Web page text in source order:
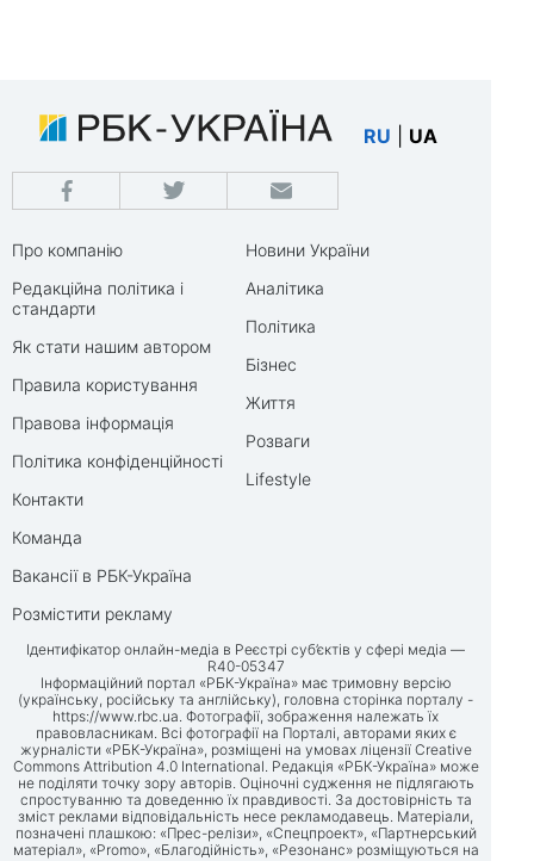
RU UA
Про компанію
Редакційна політика і
стандарти
Як стати нашим автором
Правила користування
Правова інформація
Політика конфіденційності
Контакти
Команда
Вакансії в РБК-Україна
Розмістити рекламу
Новини України
Аналітика
Політика
Бізнес
Життя
Розваги
Lifestyle
Ідентифікатор онлайн-медіа в Реєстрі суб’єктів у сфері медіа —
R40-05347
Інформаційний портал «РБК-Україна» має тримовну версію
(українську, російську та англійську), головна сторінка порталу -
https://www.rbc.ua. Фотографії, зображення належать їх
правовласникам. Всі фотографії на Порталі, авторами яких є
журналісти «РБК-Україна», розміщені на умовах ліцензії Creative
Commons Attribution 4.0 International. Редакція «РБК-Україна» може
не поділяти точку зору авторів. Оціночні судження не підлягають
спростуванню та доведенню їх правдивості. За достовірність та
зміст реклами відповідальність несе рекламодавець. Матеріали,
позначені плашкою: «Прес-релізи», «Спецпроект», «Партнерський
матеріал», «Promo», «Благодійність», «Резонанс» розміщуються на